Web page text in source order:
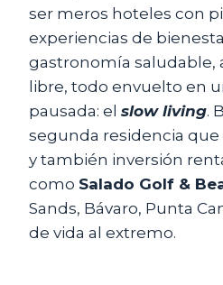
ser meros hoteles con
experiencias de
gastronomía saludable,
libre, todo envuelto en
pausada: el slow living.
segunda residencia que
y también inversión
como Salado Golf &
Sands, Bávaro, Punta
de vida al extremo.